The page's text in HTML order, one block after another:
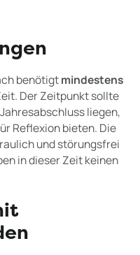
benötigtmindestens
Der Zeitpunkt sollte
liegen,
Reflexion bieten. Die
und störungsfrei
in dieser Zeit keinen